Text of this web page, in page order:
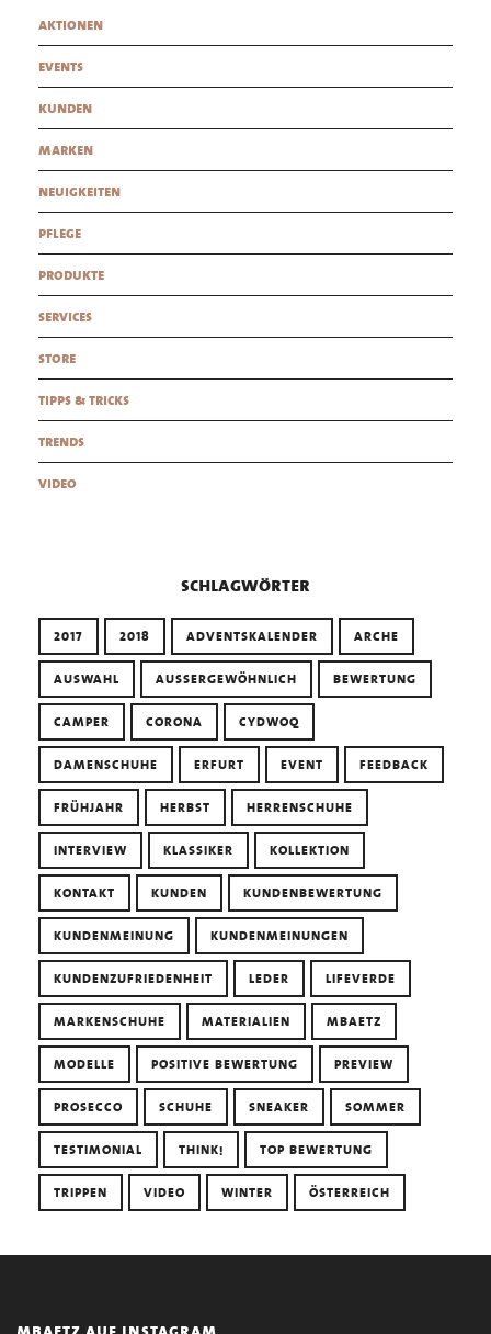
aktionen
events
kunden
marken
neuigkeiten
pflege
produkte
services
store
tipps & tricks
trends
video
schlagwörter
2017 2018 ADVENTSKALENDER ARCHE
AUSWAHL AUSSERGEWÖHNLICH BEWERTUNG
CAMPER CORONA CYDWOQ
DAMENSCHUHE ERFURT EVENT FEEDBACK
FRÜHJAHR HERBST HERRENSCHUHE
INTERVIEW KLASSIKER KOLLEKTION
KONTAKT KUNDEN KUNDENBEWERTUNG
KUNDENMEINUNG KUNDENMEINUNGEN
KUNDENZUFRIEDENHEIT LEDER LIFEVERDE
MARKENSCHUHE MATERIALIEN MBAETZ
MODELLE POSITIVE BEWERTUNG PREVIEW
PROSECCO SCHUHE SNEAKER SOMMER
TESTIMONIAL THINK! TOP BEWERTUNG
TRIPPEN VIDEO WINTER ÖSTERREICH